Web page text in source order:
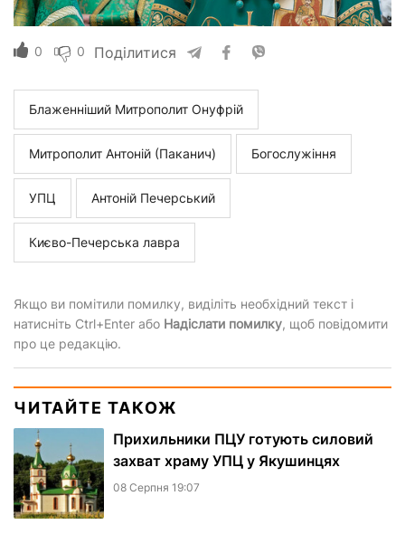
0 0 Поділитися
Блаженніший Митрополит Онуфрій
Митрополит Антоній (Паканич) Богослужіння
УПЦ Антоній Печерський
Києво-Печерська лавра
Якщо ви помітили помилку, виділіть необхідний текст і
натисніть Ctrl+Enter або Надіслати помилку, щоб повідомити
про це редакцію.
ЧИТАЙТЕ ТАКОЖ
Прихильники ПЦУ готують силовий
захват храму УПЦ у Якушинцях
08 Серпня 19:07